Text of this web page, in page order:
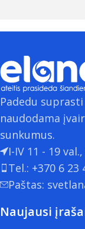
Padedu
naudodama
sunkumus.
I-IV 11 - 19
Tel.: +370 6 23
Paštas:
Naujausi